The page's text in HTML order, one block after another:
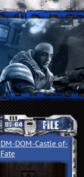
DM-DOM-Castle of­
Fate